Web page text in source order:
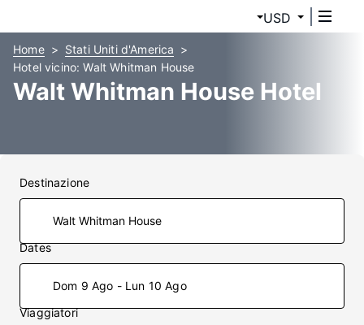
USD
Home
Stati Uniti d'America
Hotel vicino: Walt Whitman House
Walt Whitman House Hotel
Destinazione
Dates
Dom 9 Ago - Lun 10 Ago
Viaggiatori